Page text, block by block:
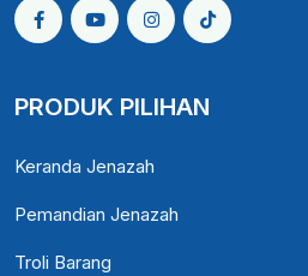
PRODUK PILIHAN
Keranda Jenazah
Pemandian Jenazah
Troli Barang